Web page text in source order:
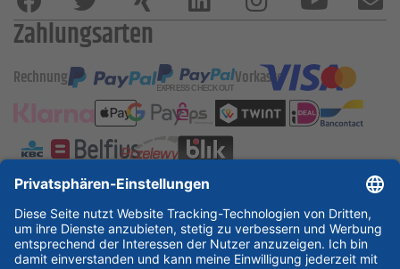
Zahlungsarten
Rechnung Vorkasse
ESSKA International
new
new new